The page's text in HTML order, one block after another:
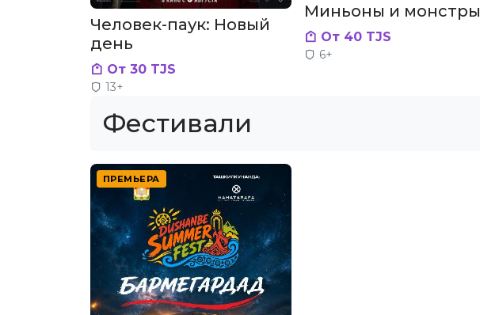
Человек-паук: Новый
день
От 30 TJS
13+
Миньоны и монстры
От 40 TJS
6+
Фестивали
ПРЕМЬЕРА